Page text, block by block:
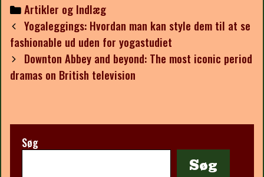
Categories
Artikler og Indlæg
Post
navigation
Yogaleggings: Hvordan man kan style dem til at se
fashionable ud uden for yogastudiet
Downton Abbey and beyond: The most iconic period
dramas on British television
Søg
Søg